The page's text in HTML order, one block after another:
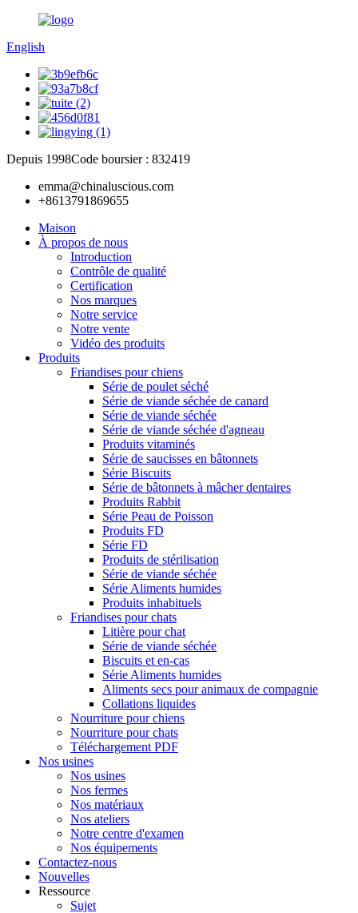
English
Depuis 1998Code boursier : 832419
emma@chinaluscious.com
+8613791869655
Maison
À propos de nous
Introduction
Contrôle de qualité
Certification
Nos marques
Notre service
Notre vente
Vidéo des produits
Produits
Friandises pour chiens
Série de poulet séché
Série de viande séchée de canard
Série de viande séchée
Série de viande séchée d'agneau
Produits vitaminés
Série de saucisses en bâtonnets
Série Biscuits
Série de bâtonnets à mâcher dentaires
Produits Rabbit
Série Peau de Poisson
Produits FD
Série FD
Produits de stérilisation
Série de viande séchée
Série Aliments humides
Produits inhabituels
Friandises pour chats
Litière pour chat
Série de viande séchée
Biscuits et en-cas
Série Aliments humides
Aliments secs pour animaux de compagnie
Collations liquides
Nourriture pour chiens
Nourriture pour chats
Téléchargement PDF
Nos usines
Nos usines
Nos fermes
Nos matériaux
Nos ateliers
Notre centre d'examen
Nos équipements
Contactez-nous
Nouvelles
Ressource
Sujet